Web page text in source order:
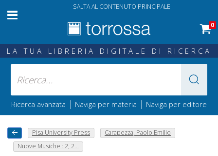
SALTA AL CONTENUTO PRINCIPALE
0
LA TUA LIBRERIA DIGITALE DI RICERCA
Ricerca avanzata | Naviga per materia | Naviga per editore
Pisa University Press
Carapezza, Paolo Emilio
Nuove Musiche : 2, 2...